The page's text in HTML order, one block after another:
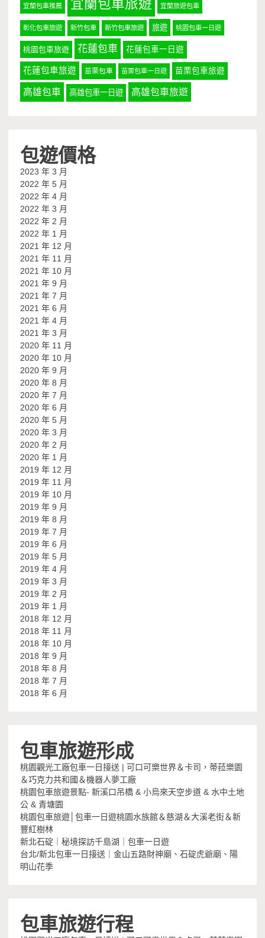
宜蘭包車推薦 宜蘭包車旅遊 宜蘭旅遊包車
彰化包車旅遊 新竹包車 新竹包車旅遊 旅遊 桃園包車一日遊
桃園包車旅遊 花蓮包車 花蓮包車一日遊
花蓮包車旅遊 苗栗包車 苗栗包車一日遊 苗栗包車旅遊
高雄包車 高雄包車一日遊 高雄包車旅遊
包遊價格
2023 年 3 月
2022 年 5 月
2022 年 4 月
2022 年 3 月
2022 年 2 月
2022 年 1 月
2021 年 12 月
2021 年 11 月
2021 年 10 月
2021 年 9 月
2021 年 7 月
2021 年 6 月
2021 年 4 月
2021 年 3 月
2020 年 11 月
2020 年 10 月
2020 年 9 月
2020 年 8 月
2020 年 7 月
2020 年 6 月
2020 年 5 月
2020 年 3 月
2020 年 2 月
2020 年 1 月
2019 年 12 月
2019 年 11 月
2019 年 10 月
2019 年 9 月
2019 年 8 月
2019 年 7 月
2019 年 6 月
2019 年 5 月
2019 年 4 月
2019 年 3 月
2019 年 2 月
2019 年 1 月
2018 年 12 月
2018 年 11 月
2018 年 10 月
2018 年 9 月
2018 年 8 月
2018 年 7 月
2018 年 6 月
包車旅遊形成
桃園觀光工廠包車一日接送 | 可口可樂世界＆卡司，蒂菈樂園
＆巧克力共和國＆機器人夢工廠
桃園包車旅遊景點- 新溪口吊橋 & 小烏來天空步道 & 水中土地
公 & 青塘園
桃園包車旅遊│包車一日遊桃園水族館＆慈湖＆大溪老街＆新
豐紅樹林
新北石碇｜秘境探訪千島湖｜包車一日遊
台北/新北包車一日接送｜金山五路財神廟、石碇虎爺廟、陽
明山花季
包車旅遊行程